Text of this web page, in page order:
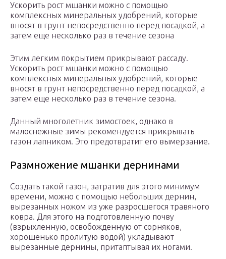
Ускорить рост мшанки можно с помощью
комплексных минеральных удобрений, которые
вносят в грунт непосредственно перед посадкой, а
затем еще несколько раз в течение сезона
Этим легким покрытием прикрывают рассаду.
Ускорить рост мшанки можно с помощью
комплексных минеральных удобрений, которые
вносят в грунт непосредственно перед посадкой, а
затем еще несколько раз в течение сезона.
Данный многолетник зимостоек, однако в
малоснежные зимы рекомендуется прикрывать
газон лапником. Это предотвратит его вымерзание.
Размножение мшанки дернинами
Создать такой газон, затратив для этого минимум
времени, можно с помощью небольших дернин,
вырезанных ножом из уже разросшегося травяного
ковра. Для этого на подготовленную почву
(взрыхленную, освобожденную от сорняков,
хорошенько пролитую водой) укладывают
вырезанные дернины, притаптывая их ногами.